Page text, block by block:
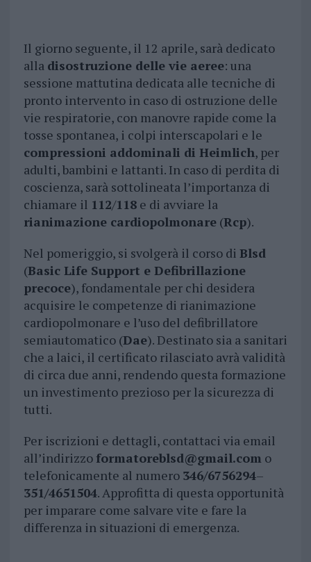
Il giorno seguente, il 12 aprile, sarà dedicato
alla disostruzione delle vie aeree: una
sessione mattutina dedicata alle tecniche di
pronto intervento in caso di ostruzione delle
vie respiratorie, con manovre rapide come la
tosse spontanea, i colpi interscapolari e le
compressioni addominali di Heimlich, per
adulti, bambini e lattanti. In caso di perdita di
coscienza, sarà sottolineata l’importanza di
chiamare il 112/118e di avviare la
rianimazione cardiopolmonare(Rcp).
Nel pomeriggio, si svolgerà il corso di Blsd
(Basic Life Support e Defibrillazione
precoce), fondamentale per chi desidera
acquisire le competenze di rianimazione
cardiopolmonare e l’uso del defibrillatore
semiautomatico (Dae). Destinato sia a sanitari
che a laici, il certificato rilasciato avrà validità
di circa due anni, rendendo questa formazione
un investimento prezioso per la sicurezza di
tutti.
Per iscrizioni e dettagli, contattaci via email
all’indirizzo formatoreblsd@gmail.com o
telefonicamente al numero 346/6756294–
351/4651504. Approfitta di questa opportunità
per imparare come salvare vite e fare la
differenza in situazioni di emergenza.